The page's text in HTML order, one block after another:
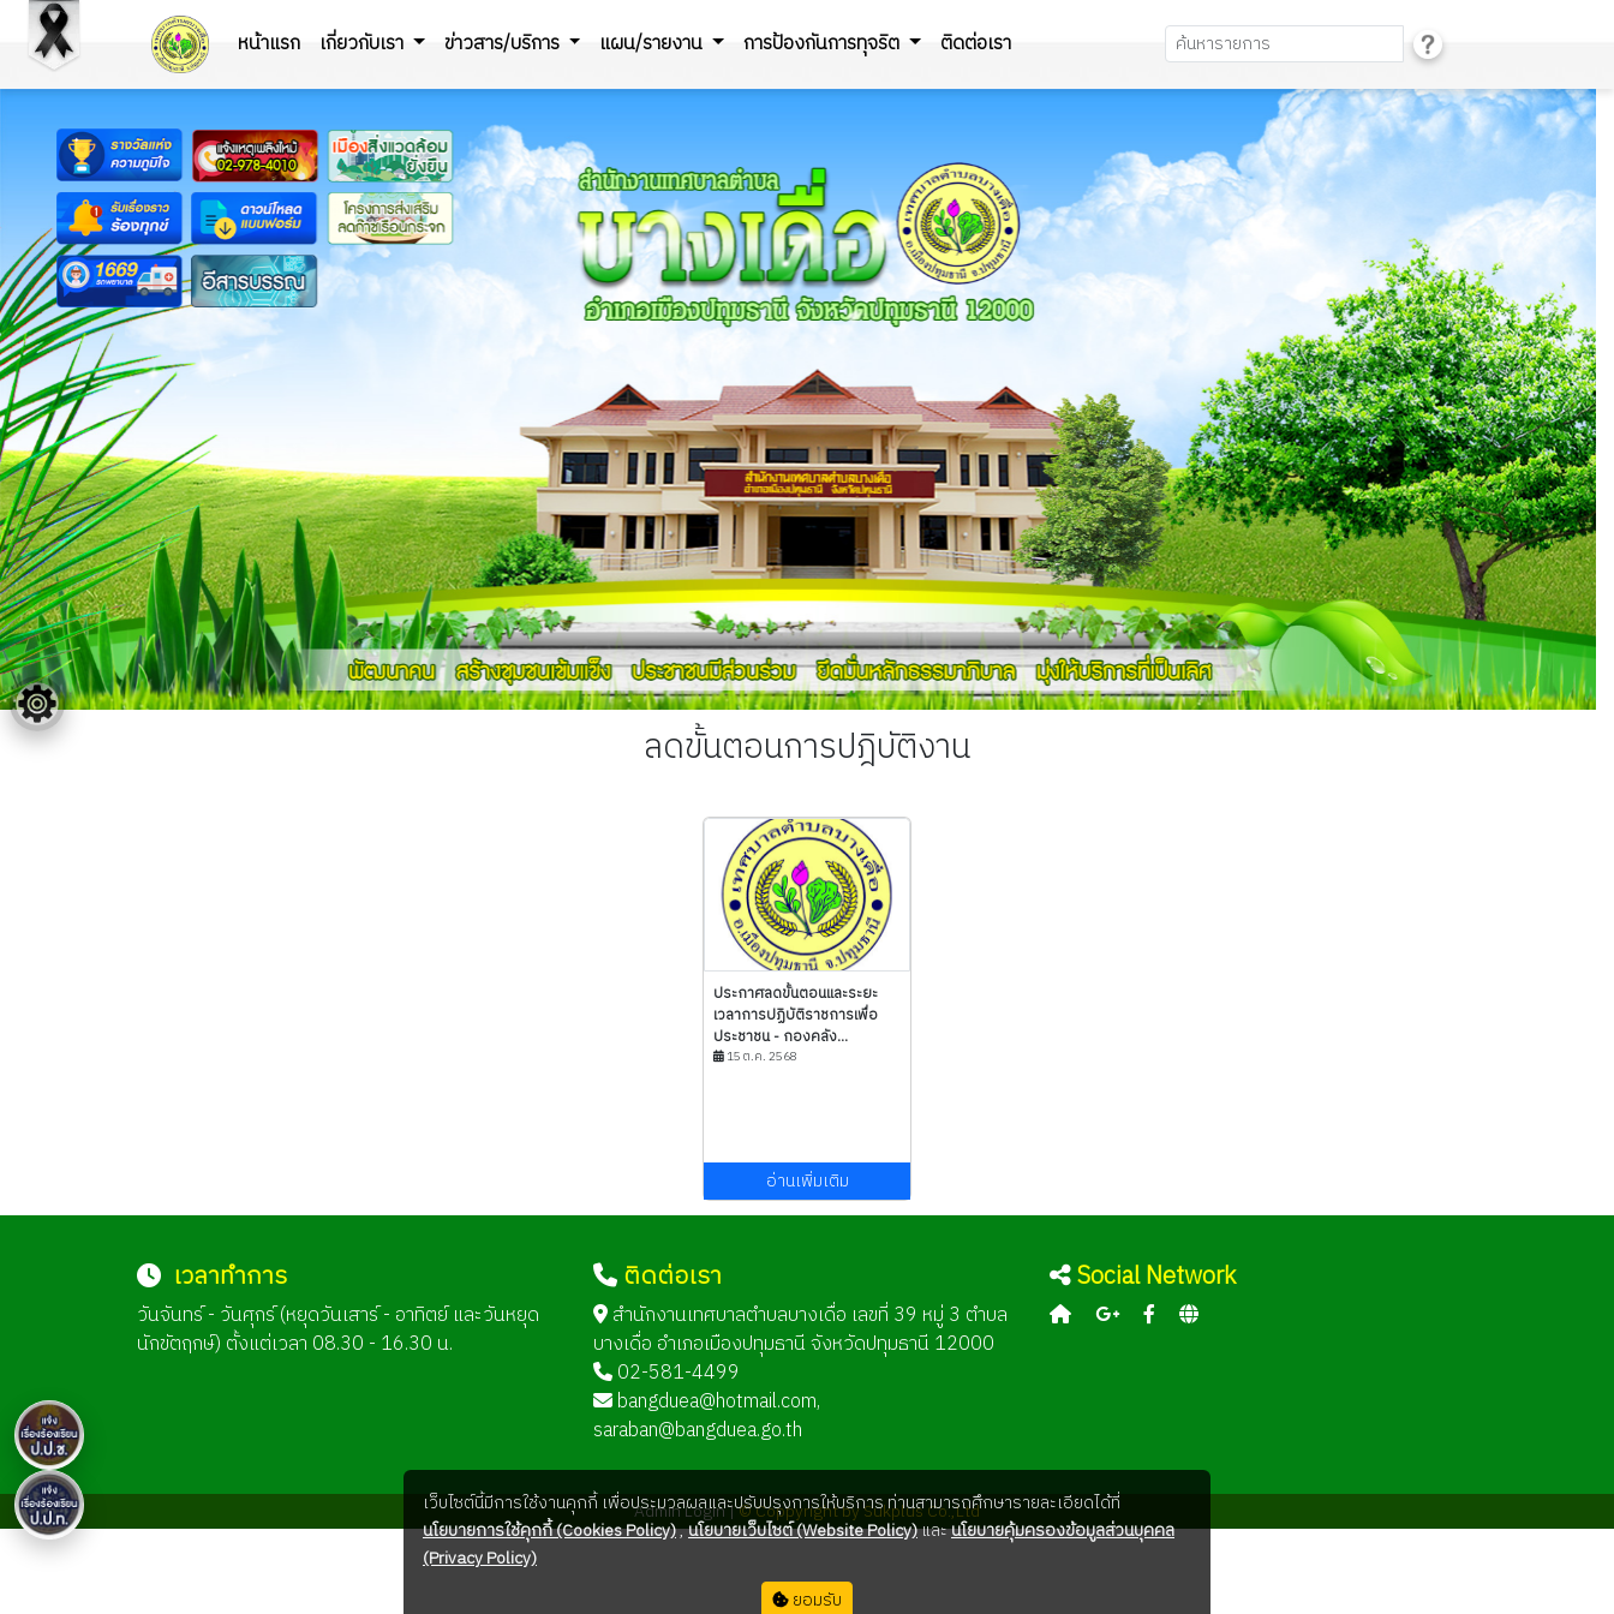
หน้าแรก เกี่ยวกับเรา ข่าวสาร/บริการ แผน/รายงาน การป้องกันการทุจริต ติดต่อเรา
ลดขั้นตอนการปฎิบัติงาน
ประกาศลดขั้นตอนและระยะ
เวลาการปฏิบัติราชการเพื่อ
ประชาชน - กองคลัง...
15 ต.ค. 2568
อ่านเพิ่มเติม
เวลาทำการ
วันจันทร์ - วันศุกร์ (หยุดวันเสาร์ - อาทิตย์ และวันหยุด
นักขัตฤกษ์) ตั้งแต่เวลา 08.30 - 16.30 น.
ติดต่อเรา
สำนักงานเทศบาลตำบลบางเดื่อ เลขที่ 39 หมู่ 3 ตำบล
บางเดื่อ อำเภอเมืองปทุมธานี จังหวัดปทุมธานี 12000
02-581-4499
bangduea@hotmail.com,
saraban@bangduea.go.th
Social Network
Admin Login |© Coppyright by Sukplus Co.,Ltd
เว็บไซต์นี้มีการใช้งานคุกกี้ เพื่อประมวลผลและปรับปรุงการให้บริการ ท่านสามารถศึกษารายละเอียดได้ที่
นโยบายการใช้คุกกี้ (Cookies Policy),นโยบายเว็บไซต์ (Website Policy)และนโยบายคุ้มครองข้อมูลส่วนบุคคล
(Privacy Policy)
ยอมรับ